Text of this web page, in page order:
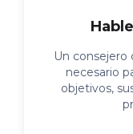
Un
necesario
objetivos,